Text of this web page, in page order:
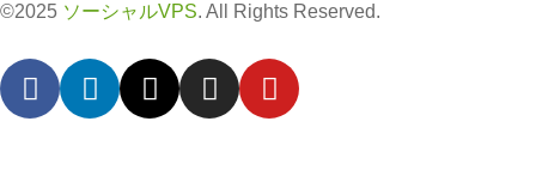
©2025 ソーシャルVPS. All Rights Reserved.